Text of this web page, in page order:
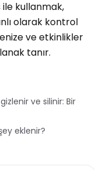
kullanmak,
olarak kontrol
ve etkinlikler
tanır.
ve silinir: Bir
eklenir?